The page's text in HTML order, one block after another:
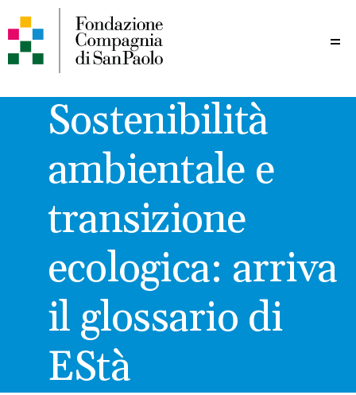
Sostenibilità
ambientale e
transizione
ecologica: arriva
il glossario di
EStà